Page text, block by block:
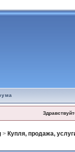
> Купля, продажа,